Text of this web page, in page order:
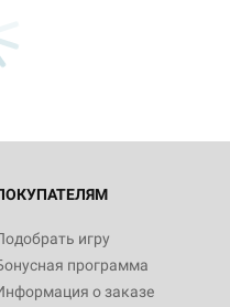
игру
программа
о заказе